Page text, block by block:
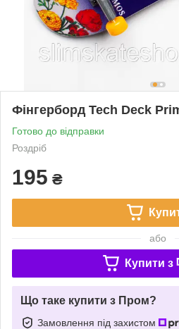
Фінгерборд Tech Deck
Готово до відправки
Роздріб
195 ₴
або
Купити з
Що таке купити з Пром?
Замовлення під захистом